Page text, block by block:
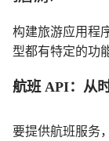
构建旅游应用程
型都有特定的功
航班 API：从
要提供航班服务